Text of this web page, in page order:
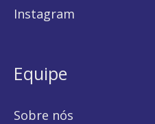
Instagram
Equipe
Sobre nós